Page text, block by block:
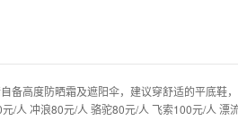
备高度防晒霜及遮阳伞，建议穿舒适的平底鞋
/人 冲浪80元/人 骆驼80元/人 飞索100元/人 漂